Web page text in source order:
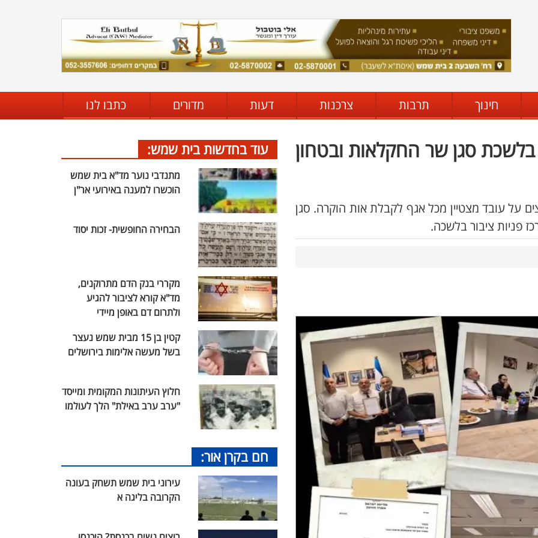
חינוך תרבות צרכנות דעות מדורים כתבו לנו
בלשכת סגן שר החקלאות ובטחון
על עובד מצטיין מכל אגף לקבלת אות הוקרה. סגן
פניות ציבור בלשכה.
עוד בחדשות בית שמש:
מתנדבי נוער מד"א בית שמש
הוכשרו למענה באירועי אר"ן
הבחירה החופשית- זכות יסוד
מקררי בנק הדם מתרוקנים,
מד"א קורא לציבור להגיע
ולתרום דם באופן מיידי
קטין בן 15 מבית שמש נעצר
בשל מעשה אלימות בירושלים
חלוץ העיתונות המקומית ומייסד
"ערב ערב באילת" הלך לעולמו
חם בקרן אור:
עירוני בית שמש תשחק בעונה
הקרובה בליגה א